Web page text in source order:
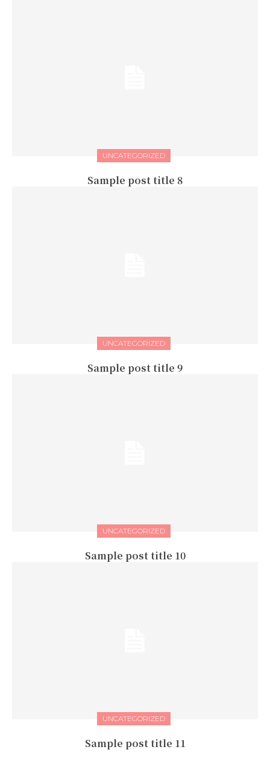
UNCATEGORIZED
Sample post title 8
UNCATEGORIZED
Sample post title 9
UNCATEGORIZED
Sample post title 10
UNCATEGORIZED
Sample post title 11